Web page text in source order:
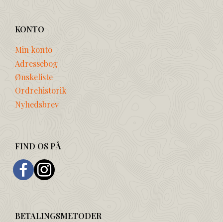
KONTO
Min konto
Adressebog
Ønskeliste
Ordrehistorik
Nyhedsbrev
FIND OS PÅ
BETALINGSMETODER